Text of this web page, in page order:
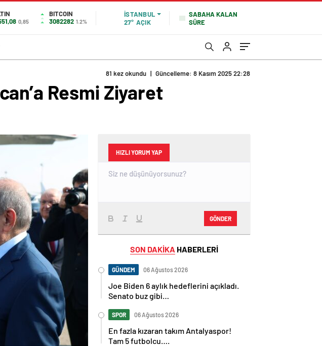
0,85
BITCOIN
3082282 1.2%
İSTANBUL
27° AÇIK
SABAHA KALAN
SÜRE
81 kez okundu | Güncelleme: 8 Kasım 2025 22:28
Resmi Ziyaret
HIZLI YORUM YAP
GÖNDER
SON DAKİKA HABERLERİ
GÜNDEM 06 Ağustos 2026
Joe Biden 6 aylık hedeflerini açıkladı.
Senato buz gibi…
SPOR 06 Ağustos 2026
En fazla kızaran takım Antalyaspor!
Tam 5 futbolcu….